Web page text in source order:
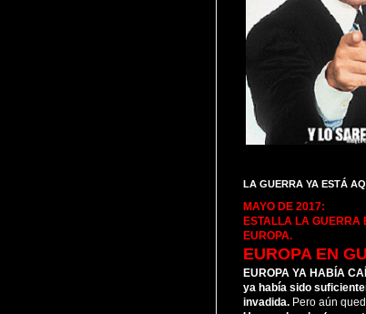
LA GUERRA YA ESTÁ
MAYO DE 2017:
ESTALLA LA GUERRA
EUROPA.
EUROPA EN
EUROPA YA HABÍA
ya había sido
invadida. Pero aún